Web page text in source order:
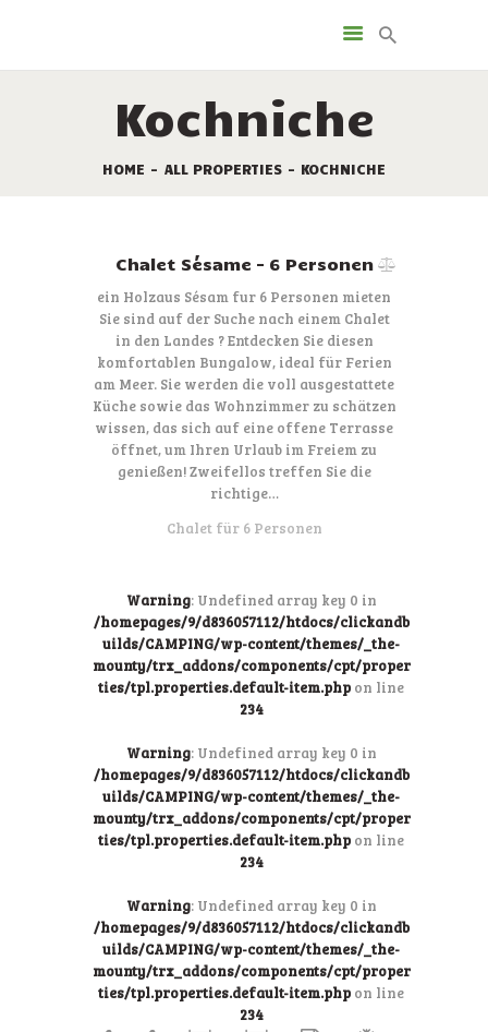
Kochniche
HOME ALL PROPERTIES KOCHNICHE
DIE STELLPLÄTZE
Chalet Sésame – 6 Personen
ein Holzaus Sésam fur 6 Personen mieten
Sie sind auf der Suche nach einem Chalet
in den Landes ? Entdecken Sie diesen
komfortablen Bungalow, ideal für Ferien
am Meer. Sie werden die voll ausgestattete
Küche sowie das Wohnzimmer zu schätzen
wissen, das sich auf eine offene Terrasse
öffnet, um Ihren Urlaub im Freiem zu
genießen! Zweifellos treffen Sie die
richtige…
Chalet für 6 Personen
Warning: Undefined array key 0 in
/homepages/9/d836057112/htdocs/clickandb
uilds/CAMPING/wp-content/themes/_the-
mounty/trx_addons/components/cpt/proper
ties/tpl.properties.default-item.php on line
234
Warning: Undefined array key 0 in
/homepages/9/d836057112/htdocs/clickandb
uilds/CAMPING/wp-content/themes/_the-
mounty/trx_addons/components/cpt/proper
ties/tpl.properties.default-item.php on line
234
Warning: Undefined array key 0 in
/homepages/9/d836057112/htdocs/clickandb
uilds/CAMPING/wp-content/themes/_the-
mounty/trx_addons/components/cpt/proper
ties/tpl.properties.default-item.php on line
234